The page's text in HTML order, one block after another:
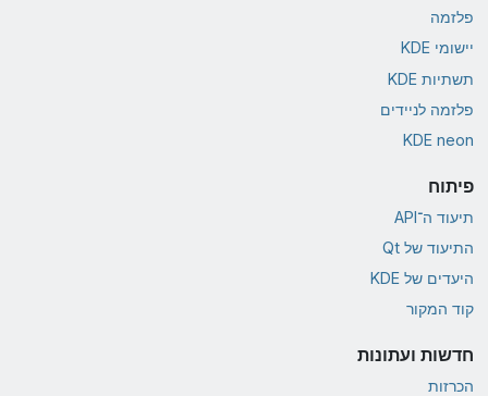
פלזמה
יישומי KDE
תשתיות KDE
פלזמה לניידים
KDE neon
פיתוח
תיעוד ה־API
התיעוד של Qt
היעדים של KDE
קוד המקור
חדשות ועתונות
הכרזות